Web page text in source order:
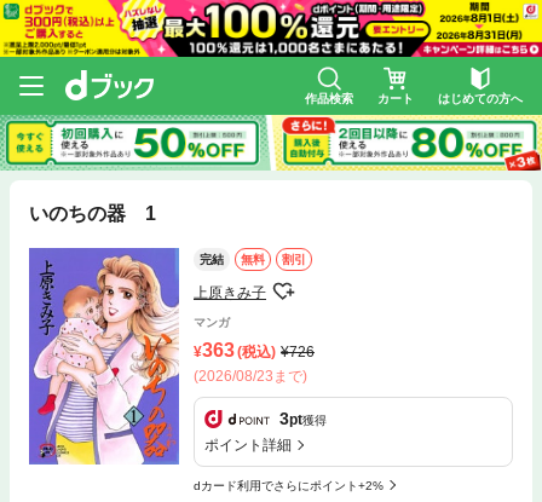
作品検索 カート はじめての方へ
いのちの器 1
完結 無料 割引
上原きみ子
マンガ
363(税込)
726
(2026/08/23まで)
3pt獲得
ポイント詳細
dカード利用でさらにポイント+2%